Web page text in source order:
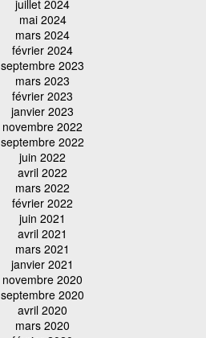
juillet 2024
mai 2024
mars 2024
février 2024
septembre 2023
mars 2023
février 2023
janvier 2023
novembre 2022
septembre 2022
juin 2022
avril 2022
mars 2022
février 2022
juin 2021
avril 2021
mars 2021
janvier 2021
novembre 2020
septembre 2020
avril 2020
mars 2020